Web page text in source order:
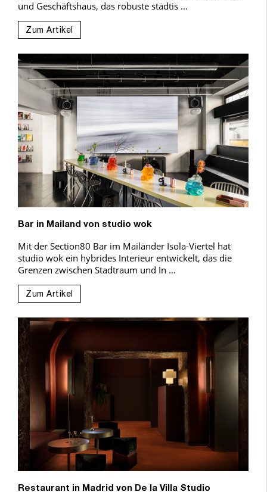
und Geschäftshaus, das robuste städtis …
Zum Artikel
Bar in Mailand von studio wok
Mit der Section80 Bar im Mailänder Isola-Viertel hat
studio wok ein hybrides Interieur entwickelt, das die
Grenzen zwischen Stadtraum und In …
Zum Artikel
Restaurant in Madrid von De la Villa Studio